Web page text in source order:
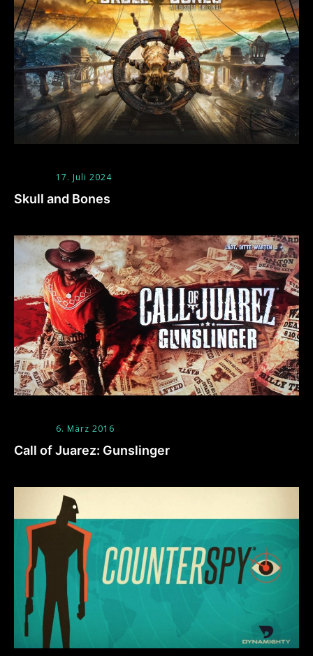
17. Juli 2024
Skull and Bones
6. März 2016
Call of Juarez: Gunslinger